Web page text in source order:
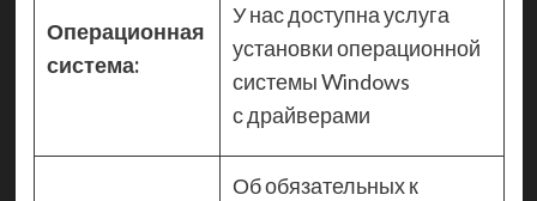
Операционная
система:
У нас доступна услуга
установки операционной
системы Windows
с драйверами
Об обязательных к